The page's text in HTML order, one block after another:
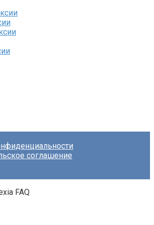
соглашение
FAQ